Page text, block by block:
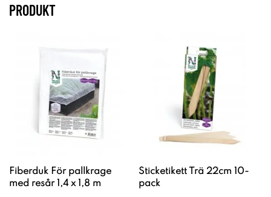
PRODUKT
Fiberduk För pallkrage
med resår 1,4 x 1,8 m
Sticketikett Trä 22cm 10-
pack